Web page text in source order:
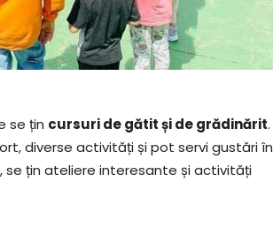
se țin cursuri de gătit și de grădinărit.
diverse activități și pot servi gustări în
, se țin ateliere interesante și activități